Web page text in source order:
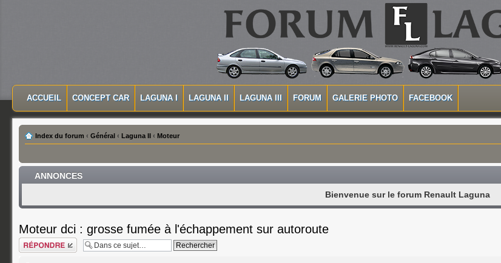
MENU PRINCIPAL
ACCUEIL CONCEPT CAR LAGUNA I LAGUNA II LAGUNA III FORUM GALERIE PHOTO FACEBOOK
Index du forum ‹ Général ‹ Laguna II ‹ Moteur
ANNONCES
Bienvenue sur le forum Renault Laguna
Moteur dci : grosse fumée à l'échappement sur autoroute
Répondre